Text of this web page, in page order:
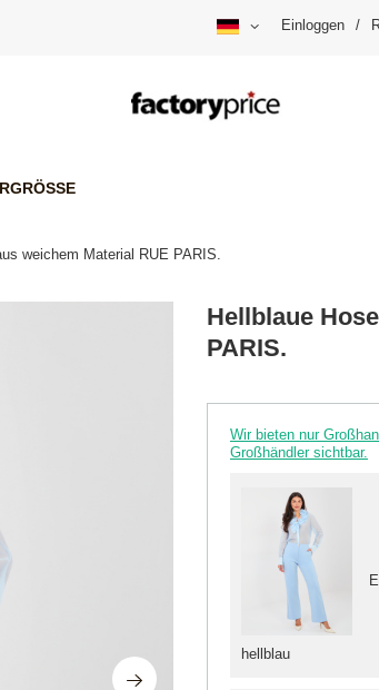
Einloggen /
weichem Material RUE PARIS.
Hellblaue
PARIS.
Wir bieten nur
Großhändler sichtbar.
hellblau